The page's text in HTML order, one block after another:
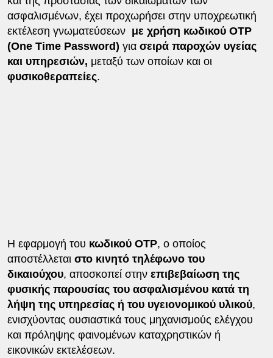
ασφαλισμένων, έχει προχωρήσει στην υποχρεωτική
εκτέλεση γνωματεύσεων με χρήση κωδικού OTP
(One Time Password) για σειρά παροχών υγείας
και υπηρεσιών, μεταξύ των οποίων και οι
φυσικοθεραπείες.
Η εφαρμογή του κωδικού OTP, ο οποίος
αποστέλλεται στο κινητό τηλέφωνο του
δικαιούχου, αποσκοπεί στην επιβεβαίωση της
φυσικής παρουσίας του ασφαλισμένου κατά τη
λήψη της υπηρεσίας ή του υγειονομικού υλικού,
ενισχύοντας ουσιαστικά τους μηχανισμούς ελέγχου
και πρόληψης φαινομένων καταχρηστικών ή
εικονικών εκτελέσεων.